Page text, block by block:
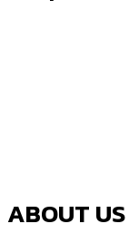
ABOUT US